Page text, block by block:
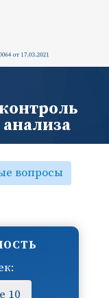
вопросы
10